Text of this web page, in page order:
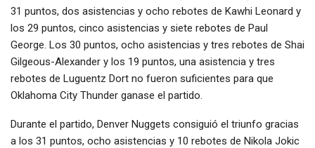
31 puntos, dos asistencias y ocho rebotes de Kawhi Leonard y
los 29 puntos, cinco asistencias y siete rebotes de Paul
George. Los 30 puntos, ocho asistencias y tres rebotes de Shai
Gilgeous-Alexander y los 19 puntos, una asistencia y tres
rebotes de Luguentz Dort no fueron suficientes para que
Oklahoma City Thunder ganase el partido.
Durante el partido, Denver Nuggets consiguió el triunfo gracias
a los 31 puntos, ocho asistencias y 10 rebotes de Nikola Jokic